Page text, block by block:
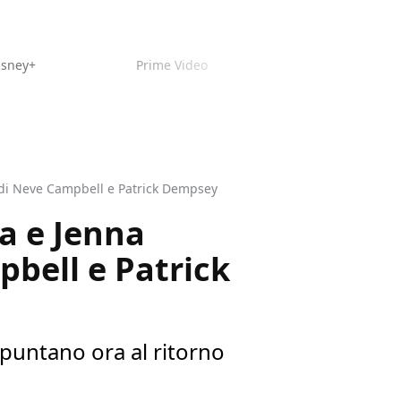
Prime Video
Neve Campbell e Patrick Dempsey
e Jenna
e Patrick
ora al ritorno